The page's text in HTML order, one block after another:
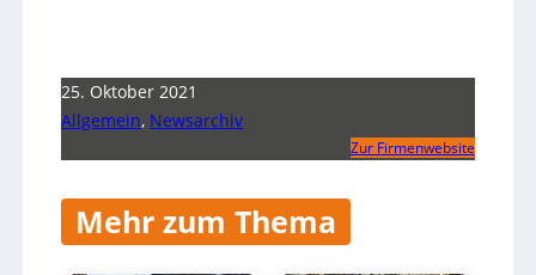
25. Oktober 2021
Allgemein, Newsarchiv
Zur Firmenwebsite
Mehr zum Thema